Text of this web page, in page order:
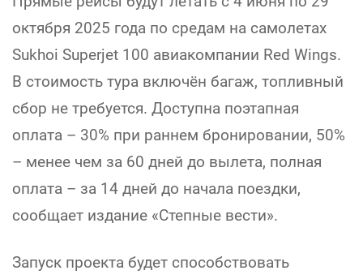
октября 2025 года по средам на самолетах
Sukhoi Superjet 100 авиакомпании Red Wings.
В стоимость тура включён багаж, топливный
сбор не требуется. Доступна поэтапная
оплата – 30% при раннем бронировании, 50%
– менее чем за 60 дней до вылета, полная
оплата – за 14 дней до начала поездки,
сообщает издание «Степные вести».
Запуск проекта будет способствовать